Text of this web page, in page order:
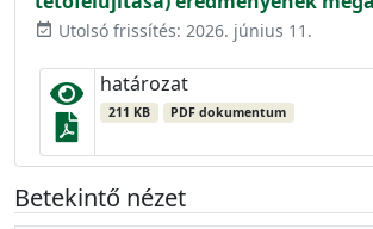
event_available Utolsó frissítés: 2026. június 11.
határozat
211 KB PDF dokumentum
Betekintő nézet